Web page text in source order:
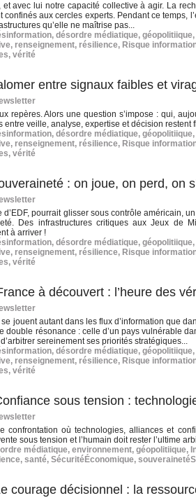
et avec lui notre capacité collective à agir. La
confinés aux cercles experts. Pendant ce
qu’elle ne maîtrise pas...
, désordre médiatique, géopolitiique,
, renseignement, résilience, Risque
, vérité
entre signaux faibles et
repères. Alors une question s’impose : qui,
entre veille, analyse, expertise et décision
, désordre médiatique, géopolitiique,
, renseignement, résilience, Risque
, vérité
: on joue, on perd, on
d’EDF, pourrait glisser sous contrôle américain,
Des infrastructures critiques aux Jeux de
à arriver !
, désordre médiatique, géopolitiique,
, renseignement, résilience, Risque
, vérité
à découvert : l’heure des
jouent autant dans les flux d’information que
double résonance : celle d’un pays vulnérable
sereinement ses priorités stratégiques...
, désordre médiatique, géopolitiique,
, renseignement, résilience, Risque
, vérité
sous tension :
confrontation où technologies, alliances et
sous tension et l’humain doit rester l’ultime
médiatique, environnement, géopolitiique,
, santé, SécuritéÉconomique,
courage décisionnel : la